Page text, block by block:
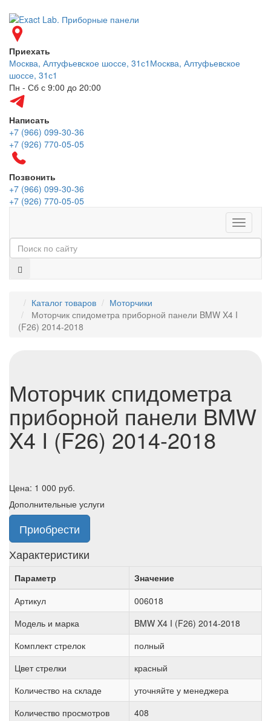
Приехать
Москва, Алтуфьевское шоссе, 31с1 Москва, Алтуфьевское
шоссе, 31с1
Пн - Сб с 9:00 до 20:00
Написать
+7 (966) 099-30-36
+7 (926) 770-05-05
Позвонить
+7 (966) 099-30-36
+7 (926) 770-05-05
Меню
Каталог товаров
Моторчики
Моторчик спидометра приборной панели BMW X4 I
(F26) 2014-2018
Моторчик спидометра
приборной панели BMW
X4 I (F26) 2014-2018
Цена: 1 000 руб.
Дополнительные услуги
Приобрести
Характеристики
Параметр
Значение
Артикул
006018
Модель и марка
BMW X4 I (F26) 2014-2018
Комплект стрелок
полный
Цвет стрелки
красный
Количество на складе
уточняйте у менеджера
Количество просмотров
408